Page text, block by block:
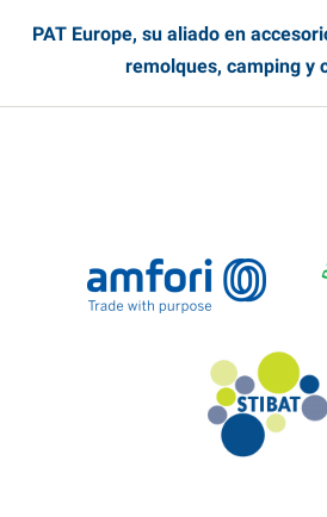
PAT Europe, su aliado en
remolques, camping y